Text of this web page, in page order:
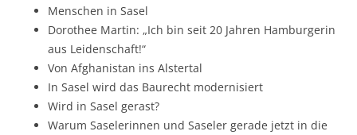
Menschen in Sasel
Dorothee Martin: „Ich bin seit 20 Jahren Hamburgerin
aus Leidenschaft!“
Von Afghanistan ins Alstertal
In Sasel wird das Baurecht modernisiert
Wird in Sasel gerast?
Warum Saselerinnen und Saseler gerade jetzt in die